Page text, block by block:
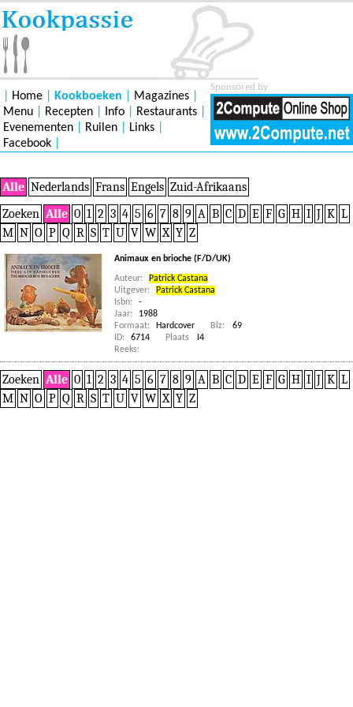
Sponsored by
Home Kookboeken Magazines
Menu
Recepten Info Restaurants
Evenementen
Ruilen Links
Facebook
Alle Nederlands Frans Engels Zuid-Afrikaans
Zoeken Alle 0 1 2 3 4 5 6 7 8 9 A B C D E F G H I J K L
M N O P Q R S T U V W X Y Z
Animaux en brioche (F/D/UK)
Auteur:
Patrick Castana
Uitgever:
Patrick Castana
Isbn:
-
Jaar:
1988
Formaat:
Hardcover Blz:
69
ID:
6714 Plaats
I4
Reeks:
Zoeken Alle 0 1 2 3 4 5 6 7 8 9 A B C D E F G H I J K L
M N O P Q R S T U V W X Y Z